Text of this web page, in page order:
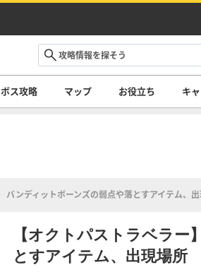
ボス攻略 マップ お役立ち キ
バンディットボーンズの弱点や落とすアイテム、
【オクトパストラベラ
とすアイテム、出現場所